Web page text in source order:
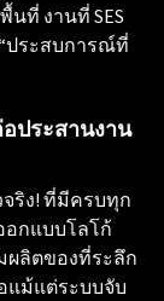
ที่ งานที่ SES
ประสบการณ์ที่
ประสานงาน
จริง! ที่มีครบทุก
อกแบบโลโก้
ผลิตของที่ระลึก
แม้แต่ระบบจับ